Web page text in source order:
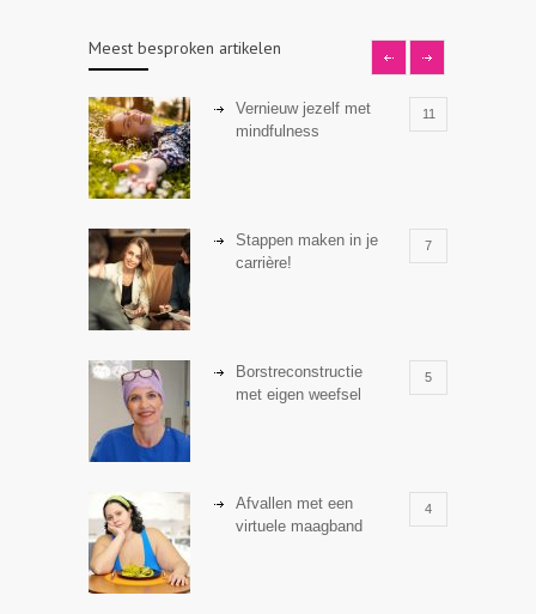
Meest besproken artikelen
Vernieuw jezelf met
mindfulness
11
Stappen maken in je
carrière!
7
Borstreconstructie
met eigen weefsel
5
Afvallen met een
virtuele maagband
4